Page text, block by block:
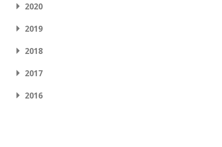
2020
2019
2018
2017
2016